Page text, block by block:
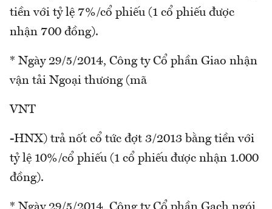
tiền với tỷ lệ 7%/cổ phiếu (1 cổ phiếu được
nhận 700 đồng).
* Ngày 29/5/2014, Công ty Cổ phần Giao nhận
vận tải Ngoại thương (mã
VNT
-HNX) trả nốt cổ tức đợt 3/2013 bằng tiền với
tỷ lệ 10%/cổ phiếu (1 cổ phiếu được nhận 1.000
đồng).